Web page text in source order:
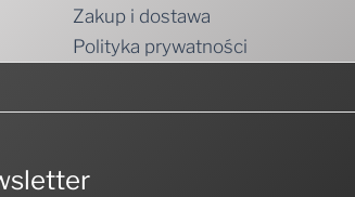
Zakup i dostawa
Polityka prywatności